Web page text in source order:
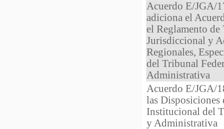
Acuerdo E/JGA/
adiciona el
el Reglamento
Jurisdiccional y
Regionales,
del Tribunal
Administrativa
Acuerdo E/JGA/
las
Institucional del
y Administrativa